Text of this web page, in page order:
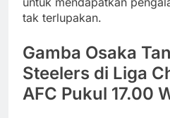
tak terlupakan.
Gamba Osaka
Steelers di Liga
AFC Pukul 17.00